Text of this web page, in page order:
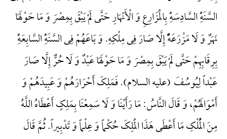
السَّنَهًِْ السَّادِسَهًِْ بِالْمَزَارِعِ وَ الْأَنْهَارِ حَتَّی لَمْ یَبْقَ بِمِصْرَ وَ مَا حَوْلَهَا
نَهَرٌ وَ لَا مَزْرَعَهًٌْ إِلَّا صَارَ فِی مِلْکِهِ. وَ بَاعَهُمْ فِی السَّنَهًِْ السَّابِعَهًِْ
بِرِقَابِهِمْ حَتَّی لَمْ یَبْقَ بِمِصْرَ وَ مَا حَوْلَهَا عَبْدٌ وَ لَا حُرٌّ إِلَّا صَارَ
عَبْداً لِیُوسُفَ (علیه السلام). فَمَلِکَ أَحْرَارَهُمْ وَ عَبِیدَهُمْ وَ
أَمْوَالَهُمْ، وَ قَالَ النَّاسُ: مَا رَأَیْنَا وَ لَا سَمِعْنَا بِمَلِکٍ أَعْطَاهُ اللَّهُ
مِنَ الْمُلْکِ مَا أَعْطَی هَذَا الْمَلِکَ حُکْماً وَ عِلْماً وَ تَدْبِیراً. ثُمَّ قَالَ